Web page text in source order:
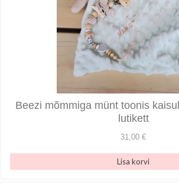
Beezi mõmmiga münt toonis
lutikett
31,00 €